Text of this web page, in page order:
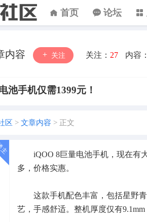
首页 论坛
内容 关注 关注： 27 内容：
池手机仅需1399元！
区 > 文章内容 > 正文
iQOO 8巨量电池手机，现在有大
多，价格实惠。
这款手机配色丰富，包括星野青
艺，手感舒适。整机厚度仅有9.1mm